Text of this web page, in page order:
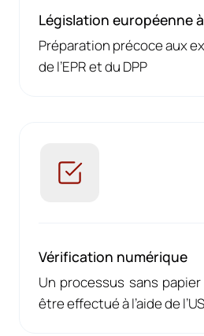
Législation européenne
Préparation précoce aux
de l’EPR et du DPP
Vérification numérique
Un processus sans
être effectué à l’aide de